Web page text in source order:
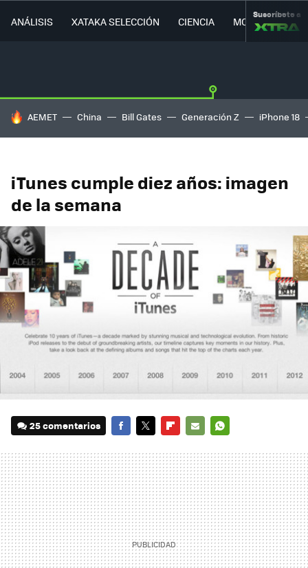
ANÁLISIS XATAKA SELECCIÓN CIENCIA MOVILIDAD
Suscríbete a
HOY SE HABLA DE
AEMET China Bill Gates Generación Z iPhone 18
iTunes cumple diez años: imagen
de la semana
25 comentarios
MAIL